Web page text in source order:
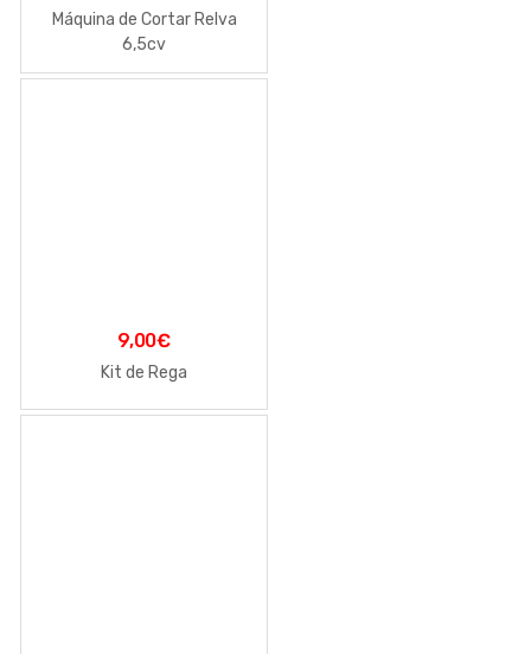
Máquina de Cortar Relva
6,5cv
9,00€
Kit de Rega